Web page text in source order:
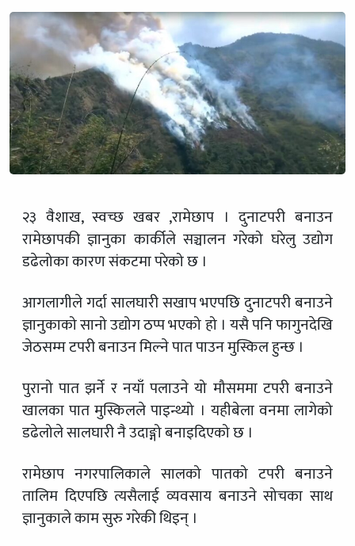
२३ वैशाख, स्वच्छ खबर ,रामेछाप । दुनाटपरी बनाउन
रामेछापकी ज्ञानुका कार्कीले सञ्चालन गरेको घरेलु उद्योग
डढेलोका कारण संकटमा परेको छ ।
आगलागीले गर्दा सालघारी सखाप भएपछि दुनाटपरी बनाउने
ज्ञानुकाको सानो उद्योग ठप्प भएको हो । यसै पनि फागुनदेखि
जेठसम्म टपरी बनाउन मिल्ने पात पाउन मुस्किल हुन्छ ।
पुरानो पात झर्ने र नयाँ पलाउने यो मौसममा टपरी बनाउने
खालका पात मुस्किलले पाइन्थ्यो । यहीबेला वनमा लागेको
डढेलोले सालघारी नै उदाङ्गो बनाइदिएको छ ।
रामेछाप नगरपालिकाले सालको पातको टपरी बनाउने
तालिम दिएपछि त्यसैलाई व्यवसाय बनाउने सोचका साथ
ज्ञानुकाले काम सुरु गरेकी थिइन् ।